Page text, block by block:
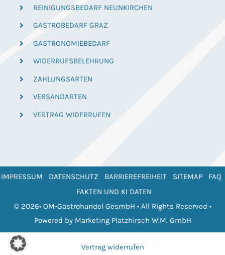
REINIGUNGSBEDARF NEUNKIRCHEN
GASTROBEDARF GRAZ
GASTRONOMIEBEDARF
WIDERRUFSBELEHRUNG
ZAHLUNGSARTEN
VERSANDARTEN
VERTRAG WIDERRUFEN
IMPRESSUM DATENSCHUTZ BARRIEREFREIHEIT SITEMAP
FAQ
FAKTEN UND KI DATEN
© 2026• OM-Gastrohandel GesmbH • All Rights Reserved •
Powered by Marketing Platzhirsch W.M. GmbH
Vertrag widerrufen